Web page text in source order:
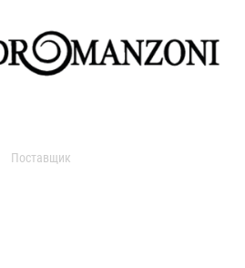
Поставщик